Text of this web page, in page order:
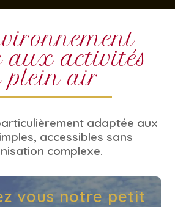
aux activités
plein air
adaptée aux
accessibles sans
complexe.
vous notre petit